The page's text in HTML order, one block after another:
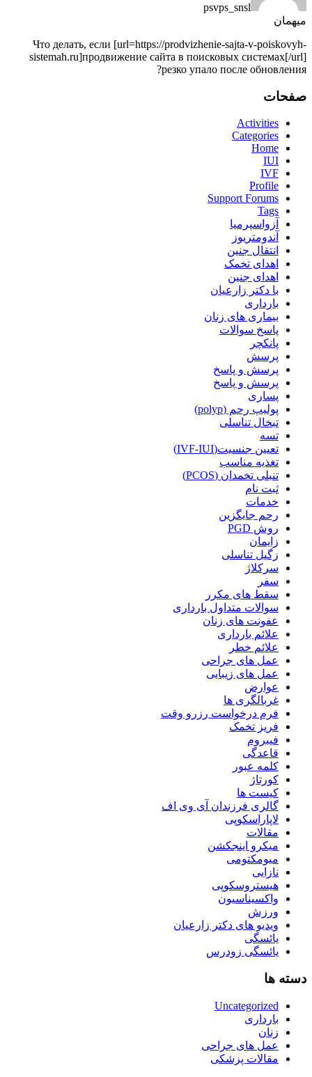
psvps_snsl
میهمان
Что делать, если [url=https://prodvizhenie-sajta-v-poiskovyh-
sistemah.ru]продвижение сайта в поисковых системах[/url]
резко упало после обновления?
صفحات
Activities
Categories
Home
IUI
IVF
Profile
Support Forums
Tags
آزواسپرمیا
آندومتریوز
انتقال جنین
اهدای تخمک
اهدای جنین
با دکتر زارعیان
بارداری
بیماری های زنان
پاسخ سوالات
پانکچر
پرسش
پرسش و پاسخ
پرسش و پاسخ
پساری
پولیپ رحم (polyp)
تبخال تناسلی
تسه
تعیین جنسیت(IVF-IUI)
تغذیه مناسب
تنبلی تخمدان (PCOS)
ثبت نام
خدمات
رحم جایگزین
روش PGD
زایمان
زگیل تناسلی
سرکلاژ
سفر
سقط های مکرر
سوالات متداول بارداری
عفونت های زنان
علائم بارداری
علائم خطر
عمل های جراحی
عمل های زیبایی
عوارض
غربالگری ها
فرم درخواست رزرو وقت
فریز تخمک
فیبروم
قاعدگی
کلمه عبور
کورتاژ
کیست ها
گالری فرزندان آی وی اف
لاپاراسکوپی
مقالات
میکرو اینجکشن
میومکتومی
نازایی
هیستروسکوپی
واکسیناسیون
ورزش
ویدیو های دکتر زارعیان
یائسگی
یائسگی زودرس
دسته ها
Uncategorized
بارداری
زنان
عمل های جراحی
مقالات پزشکی